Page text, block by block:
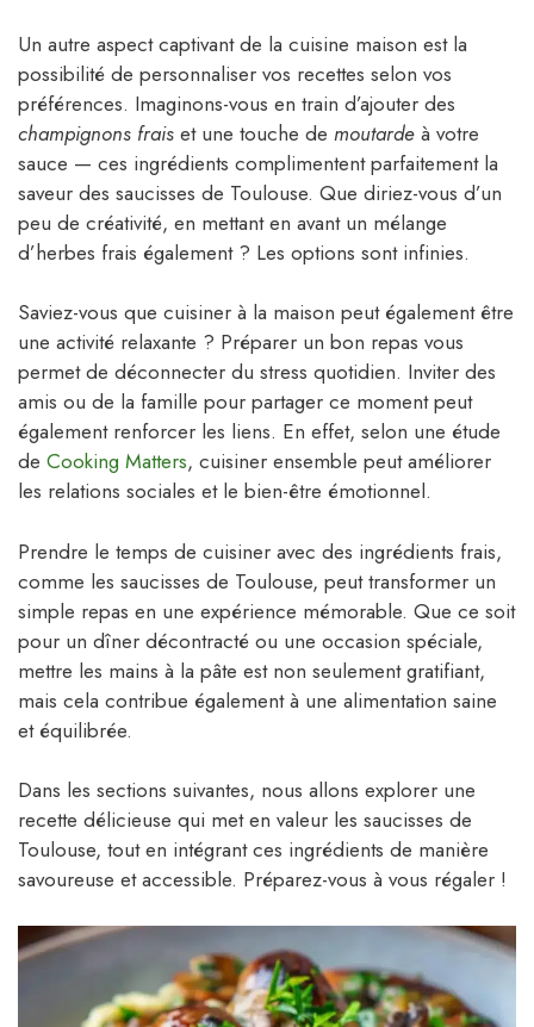
Un autre aspect captivant de la cuisine maison est la
possibilité de personnaliser vos recettes selon vos
préférences. Imaginons-vous en train d’ajouter des
champignons frais et une touche de moutarde à votre
sauce — ces ingrédients complimentent parfaitement la
saveur des saucisses de Toulouse. Que diriez-vous d’un
peu de créativité, en mettant en avant un mélange
d’herbes frais également ? Les options sont infinies.
Saviez-vous que cuisiner à la maison peut également être
une activité relaxante ? Préparer un bon repas vous
permet de déconnecter du stress quotidien. Inviter des
amis ou de la famille pour partager ce moment peut
également renforcer les liens. En effet, selon une étude
de Cooking Matters, cuisiner ensemble peut améliorer
les relations sociales et le bien-être émotionnel.
Prendre le temps de cuisiner avec des ingrédients frais,
comme les saucisses de Toulouse, peut transformer un
simple repas en une expérience mémorable. Que ce soit
pour un dîner décontracté ou une occasion spéciale,
mettre les mains à la pâte est non seulement gratifiant,
mais cela contribue également à une alimentation saine
et équilibrée.
Dans les sections suivantes, nous allons explorer une
recette délicieuse qui met en valeur les saucisses de
Toulouse, tout en intégrant ces ingrédients de manière
savoureuse et accessible. Préparez-vous à vous régaler !